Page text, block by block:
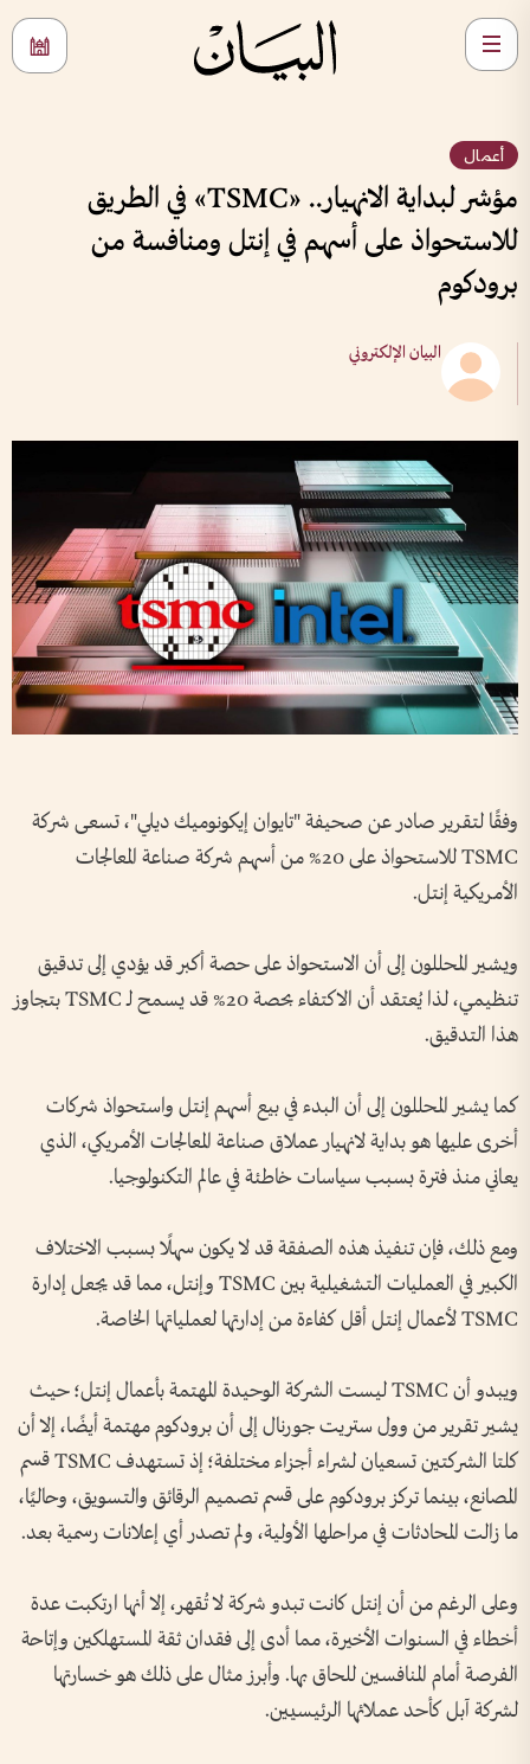
أعمال
مؤشر لبداية الانهيار.. «TSMC» في الطريق
للاستحواذ على أسهم في إنتل ومنافسة من
برودكوم
البيان الإلكتروني
وفقًا لتقرير صادر عن صحيفة "تايوان إيكونوميك ديلي"، تسعى شركة
TSMC للاستحواذ على 20% من أسهم شركة صناعة المعالجات
الأمريكية إنتل.
ويشير المحللون إلى أن الاستحواذ على حصة أكبر قد يؤدي إلى تدقيق
تنظيمي، لذا يُعتقد أن الاكتفاء بحصة 20% قد يسمح لـ TSMC بتجاوز
هذا التدقيق.
كما يشير المحللون إلى أن البدء في بيع أسهم إنتل واستحواذ شركات
أخرى عليها هو بداية لانهيار عملاق صناعة المعالجات الأمريكي، الذي
يعاني منذ فترة بسبب سياسات خاطئة في عالم التكنولوجيا.
ومع ذلك، فإن تنفيذ هذه الصفقة قد لا يكون سهلًا بسبب الاختلاف
الكبير في العمليات التشغيلية بين TSMC وإنتل، مما قد يجعل إدارة
TSMC لأعمال إنتل أقل كفاءة من إدارتها لعملياتها الخاصة.
ويبدو أن TSMC ليست الشركة الوحيدة المهتمة بأعمال إنتل؛ حيث
يشير تقرير من وول ستريت جورنال إلى أن برودكوم مهتمة أيضًا، إلا أن
كلتا الشركتين تسعيان لشراء أجزاء مختلفة؛ إذ تستهدف TSMC قسم
المصانع، بينما تركز برودكوم على قسم تصميم الرقائق والتسويق، وحاليًا،
ما زالت المحادثات في مراحلها الأولية، ولم تصدر أي إعلانات رسمية بعد.
وعلى الرغم من أن إنتل كانت تبدو شركة لا تُقهر، إلا أنها ارتكبت عدة
أخطاء في السنوات الأخيرة، مما أدى إلى فقدان ثقة المستهلكين وإتاحة
الفرصة أمام المنافسين للحاق بها. وأبرز مثال على ذلك هو خسارتها
لشركة آبل كأحد عملائها الرئيسيين.